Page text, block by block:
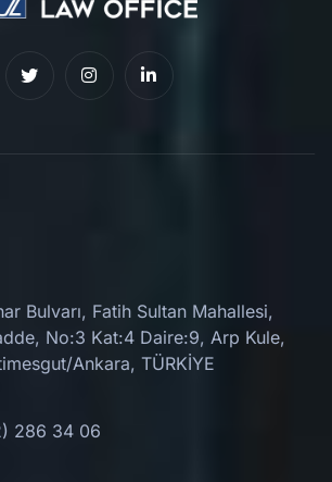
Bulvarı, Fatih Sultan Mahallesi,
No:3 Kat:4 Daire:9, Arp Kule,
Ankara, TÜRKİYE
286 34 06